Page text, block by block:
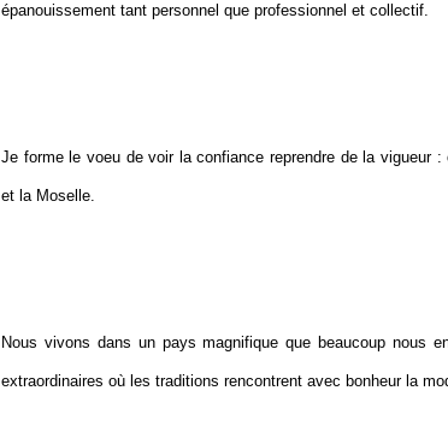
épanouissement tant personnel que professionnel et collectif.
Je forme le voeu de voir la confiance reprendre de la vigueur
et la Moselle.
Nous vivons dans un pays magnifique que beaucoup nous
extraordinaires où les traditions rencontrent avec bonheur la